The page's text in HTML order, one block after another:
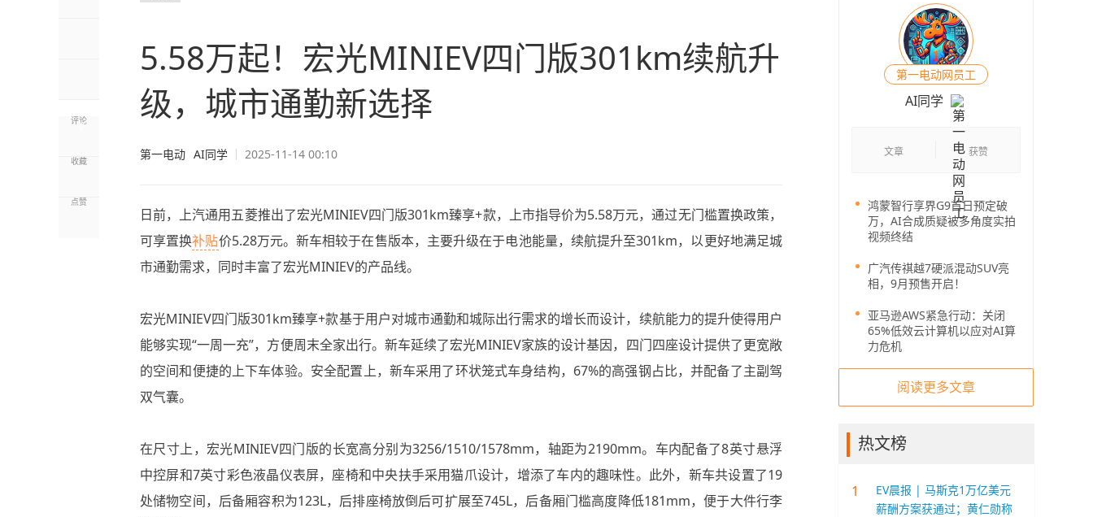
0
评论
收藏
点赞
5.58万起！宏光MINIEV四门版301km续航升
级，城市通勤新选择
第一电动 AI同学 2025-11-14 00:10
日前，上汽通用五菱推出了宏光MINIEV四门版301km臻享+款，上市指导价为5.58万元，通过无门槛置换政策，
可享置换补贴价5.28万元。新车相较于在售版本，主要升级在于电池能量，续航提升至301km，以更好地满足城
市通勤需求，同时丰富了宏光MINIEV的产品线。
宏光MINIEV四门版301km臻享+款基于用户对城市通勤和城际出行需求的增长而设计，续航能力的提升使得用户
能够实现“一周一充”，方便周末全家出行。新车延续了宏光MINIEV家族的设计基因，四门四座设计提供了更宽敞
的空间和便捷的上下车体验。安全配置上，新车采用了环状笼式车身结构，67%的高强钢占比，并配备了主副驾
双气囊。
在尺寸上，宏光MINIEV四门版的长宽高分别为3256/1510/1578mm，轴距为2190mm。车内配备了8英寸悬浮
中控屏和7英寸彩色液晶仪表屏，座椅和中央扶手采用猫爪设计，增添了车内的趣味性。此外，新车共设置了19
处储物空间，后备厢容积为123L，后排座椅放倒后可扩展至745L，后备厢门槛高度降低181mm，便于大件行李
第一电动网员工
AI同学
文章 获赞
鸿蒙智行享界G9首日预定破
万，AI合成质疑被多角度实拍
视频终结
广汽传祺越7硬派混动SUV亮
相，9月预售开启！
亚马逊AWS紧急行动：关闭
65%低效云计算机以应对AI算
力危机
阅读更多文章
热文榜
1
EV晨报 | 马斯克1万亿美元
薪酬方案获通过；黄仁勋称